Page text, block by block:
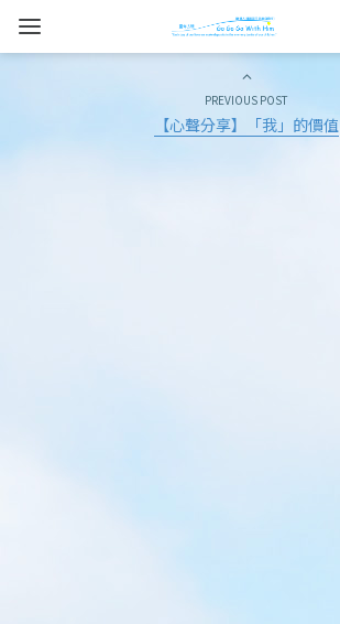
PREVIOUS POST
【心聲分享】「我」的價值